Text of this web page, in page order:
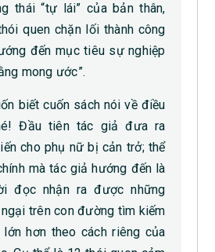
thái “tự lái” của bản thân,
quen chặn lối thành công
đến mục tiêu sự nghiệp
mong ước”.
biết cuốn sách nói về điều
Đầu tiên tác giả đưa ra
cho phụ nữ bị cản trở; thể
mà tác giả hướng đến là
đọc nhận ra được những
trên con đường tìm kiếm
hơn theo cách riêng của